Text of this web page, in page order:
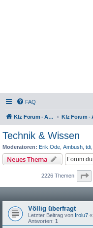
FAQ
Kfz Forum - Auto, Motorrad und LKW
Technik & Wissen
Moderatoren: Erik.Ode Ambush tdi
Neues Thema
2226 Themen
Völlig überfragt
Letzter Beitrag von Irolu7 «
Antworten: 1